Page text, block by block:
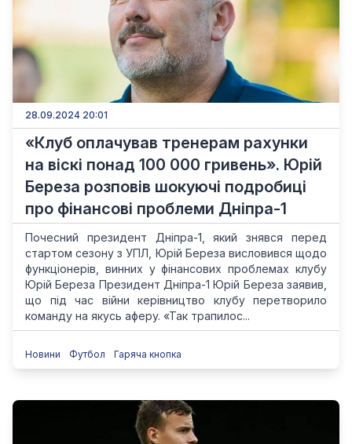
28.09.2024 20:01
«Клуб оплачував тренерам рахунки
на віскі понад 100 000 гривень». Юрій
Береза розповів шокуючі подробиці
про фінансові проблеми Дніпра-1
Почесний президент Дніпра-1, який знявся перед
стартом сезону з УПЛ, Юрій Береза ​​висловився щодо
функціонерів, винних у фінансових проблемах клубу
Юрій Береза Президент Дніпра-1 Юрій Береза ​​заявив,
що під час війни керівництво клубу перетворило
команду на якусь аферу. «Так трапилос...
Новини Футбол Гаряча кнопка